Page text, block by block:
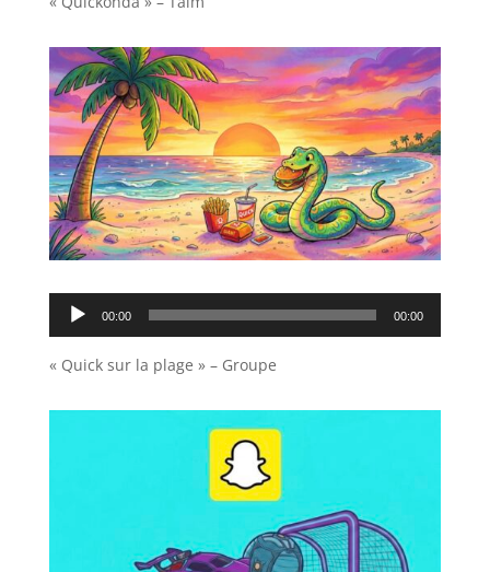
Lecteur
00:00 00:00
« Quick sur la plage » – Groupe